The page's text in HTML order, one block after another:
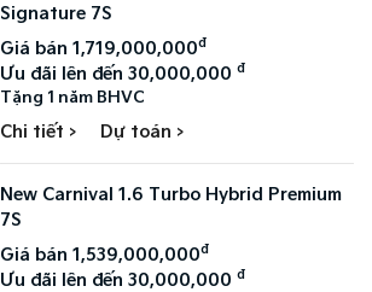
Signature 7S
Giá bán 1,719,000,000đ
Ưu đãi lên đến 30,000,000đ
Tặng 1 năm BHVC
Chi tiết > Dự toán >
New Carnival 1.6 Turbo Hybrid Premium
7S
Giá bán 1,539,000,000đ
Ưu đãi lên đến 30,000,000đ